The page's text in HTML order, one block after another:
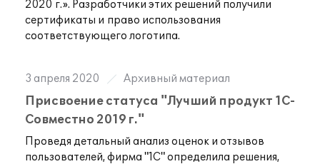
2020 г.». Разработчики этих решений получили
сертификаты и право использования
соответствующего логотипа.
3 апреля 2020 Архивный материал
Присвоение статуса "Лучший продукт 1С-
Совместно 2019 г."
Проведя детальный анализ оценок и отзывов
пользователей, фирма "1С" определила решения,